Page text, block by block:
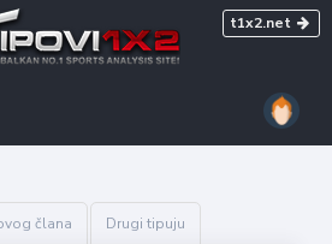
t1x2.net
člana Drugi tipuju